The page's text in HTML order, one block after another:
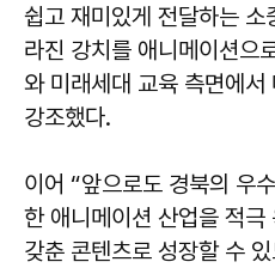
쉽고 재미있게 전달하는
라진 강치를 애니메이션으
와 미래세대 교육 측면에
강조했다.
이어 “앞으로도 경북의 우
한 애니메이션 산업을 적
갖춘 콘텐츠로 성장할 수